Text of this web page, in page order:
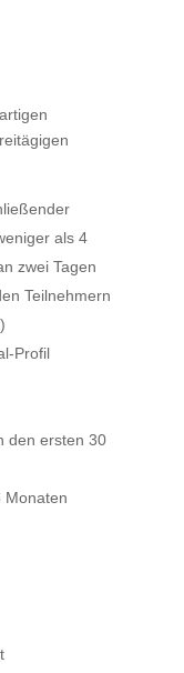
als 4
zwei Tagen
Teilnehmern
Profil
den ersten 30
Monaten